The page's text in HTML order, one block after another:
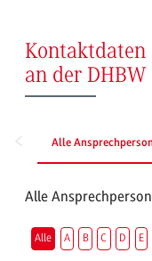
Kontaktdaten
an der
Alle
Alle
Alle A B C D E